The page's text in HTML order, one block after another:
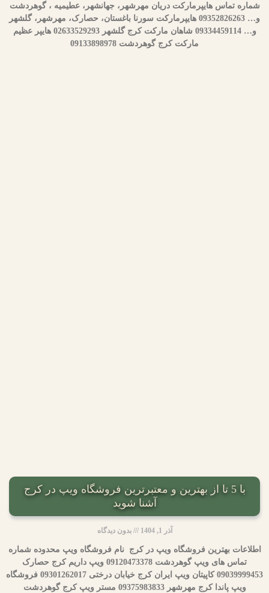
شماره تماس هایپرمارکت دریان مهرشهر، جهانشهر، عطیمیه ، گوهردشت
و… 09352826263 هایپرمارکت سورنا باغستان، حصارک، مهرشهر، گلشهر
و… 09334459114 شاهان مارکت کرج گلشهر 02633529293 هایپر عظیم
مارکت کرج گوهردشت 09133898978
با 5 تا از بهترین و معتبرترین فروشگاه ویپ در کرج
آشنا شوید
آذر 1, 1404 بدون دیدگاه
اطلاعات بهترین فروشگاه ویپ در کرج نام فروشگاه ویپ محدوده شماره
تماس های ویپ گوهردشت 09120473378 ویپ داریم کرج حصارک
09039999453 کاپیتان ویپ ایران کرج خیابان درختی 09301262017 فروشگاه
ویپ پاندا کرج مهرشهر 09375983833 مستر ویپ کرج گوهردشت